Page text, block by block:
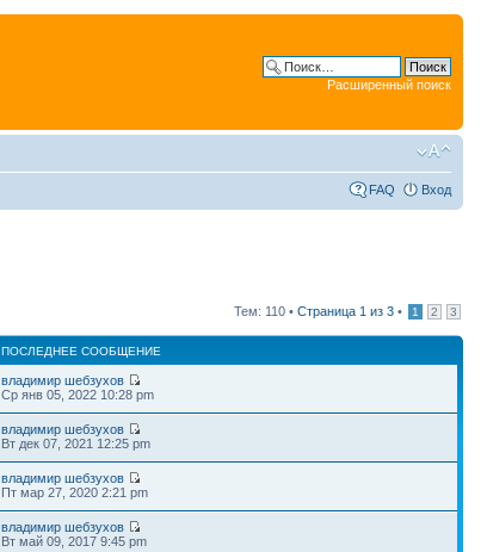
Расширенный поиск
FAQ Вход
Тем: 110 • Страница 1 из 3 • 1 2 3
ПОСЛЕДНЕЕ СООБЩЕНИЕ
владимир шебзухов
Ср янв 05, 2022 10:28 pm
владимир шебзухов
Вт дек 07, 2021 12:25 pm
владимир шебзухов
Пт мар 27, 2020 2:21 pm
владимир шебзухов
Вт май 09, 2017 9:45 pm